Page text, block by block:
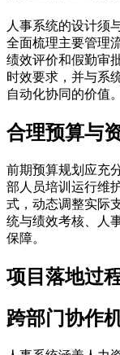
人事系统的设计须
全面梳理主要管理
绩效评价和假勤审
时效要求，并与系
自动化协同的价值。
合理预算与
前期预算规划应充
部人员培训运行维
式，动态调整实际
统与绩效考核、人
保障。
项目落地过
跨部门协作